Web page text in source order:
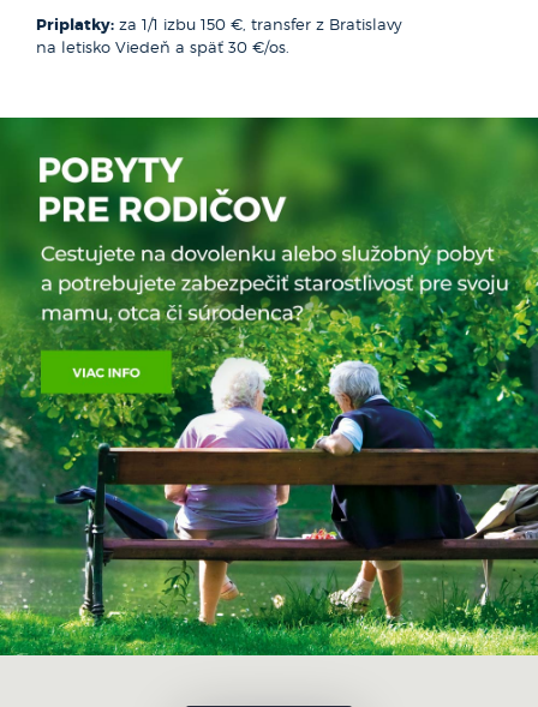
Priplatky: za 1/1 izbu 150 €, transfer z Bratislavy
na letisko Viedeň a späť 30 €/os.